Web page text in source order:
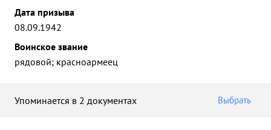
Дата призыва
08.09.1942
Воинское звание
рядовой; красноармеец
Упоминается в 2 документах Выбрать